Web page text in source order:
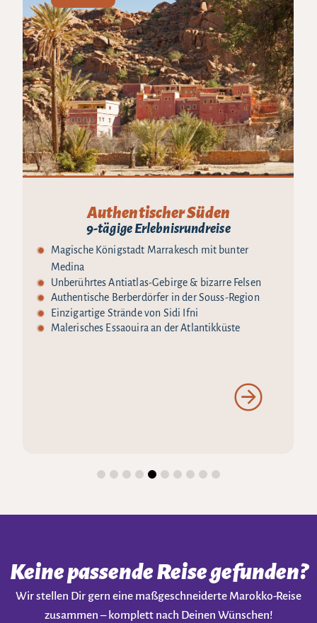
Authentischer Süden
9-tägige Erlebnisrundreise
Magische Königstadt Marrakesch mit bunter
Medina
Unberührtes Antiatlas-Gebirge & bizarre Felsen
Authentische Berberdörfer in der Souss-Region
Einzigartige Strände von Sidi Ifni
Malerisches Essaouira an der Atlantikküste
Keine passende Reise gefunden?
Wir stellen Dir gern eine maßgeschneiderte Marokko-Reise
zusammen – komplett nach Deinen Wünschen!